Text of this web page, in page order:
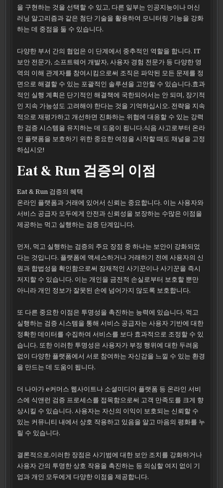
을 구현하는 것을 선택할 수 있고, 다른 일부는 인공지능이나 머신
러닝 알고리즘과 같은 첨단 기술을 활용하여 모니터링 기능을 강화
하는 데 중점을 둘 수 있습니다.
다양한 부서 간의 협업은 이 단계에서 중추적인 역할을 합니다. IT
보안 전문가, 소프트웨어 개발자, 사용자 경험 전문가 등 다양한 영
역의 이해 관계자를 참여시킴으로써 조직은 파악된 모든 문제를 정
면으로 해결할 수 있는 포괄적인 솔루션을 고안할 수 있습니다.효과
적인 실행 계획은 단기적인 해결책에 국한되어서는 안 되며, 장기적
인 지속 가능성도 고려해야 한다는 것을 기억하십시오. 전략을 지속
적으로 재평가하고 개선하면 진화하는 위협에 대응할 수 있는 강력
한 검증 시스템을 유지하는 데 도움이 됩니다.식음 사고로부터 온라
인 플랫폼을 보호하기 위한 중요한 여정을 시작할 때도 채널을 고정
하십시오!
Eat & Run 검증의 이점
Eat & Run 검증의 혜택
온라인 플랫폼과 거래에 있어서 신뢰는 중요합니다. 이는 사용자와
서비스 공급자 모두에게 안전과 신뢰성을 보장하는 수많은 이점을
제공하는 먹고 실행하는 검증 단계입니다.
먼저, 먹고 실행하는 검증의 주요 장점 중 하나는 보안이 강화되었
다는 것입니다. 플랫폼에 액세스하거나 거래하기 전에 사용자의 신
원과 합법성을 확인함으로써 잠재적인 사기꾼이나 사기꾼을 즉시
저지할 수 있습니다. 이는 개인을 금전적 손실로부터 보호할 뿐만
아니라 개인 정보가 잘못된 손에 넘어가지 않도록 보호합니다.
또 다른 중요한 이점은 투명성을 촉진하는 능력에 있습니다. 먹고
실행하는 검증 시스템을 통해 서비스 공급자는 사용자 기반에 대한
정확한 데이터를 수집하여 서비스를 보다 효과적으로 조정할 수 있
습니다. 또한 이러한 투명성은 사용자가 부정 행위에 대한 두려움
없이 다양한 플랫폼에서 서로 참여하는 자신감을 느낄 수 있는 환경
을 만드는 데 도움이 됩니다.
더 나아가 e커머스 웹사이트나 소셜미디어 플랫폼 등 온라인 서비
스에 식앤런 검증 프로세스를 접목함으로써 고객 만족도를 크게 향
상시킬 수 있습니다. 사용자는 자신의 이익이 보호되는 신뢰할 수
있는 커뮤니티 내에서 상호 작용하고 있음을 알고 마음의 평화를 누
릴 수 있습니다.
결론적으로,이러한 장점은 사기범에 대한 보안 조치를 강화하거나
사용자 간의 투명한 상호 작용을 촉진하는 등 의심할 여지 없이 기
업과 개인 모두에게 다양한 이점을 제공합니다.